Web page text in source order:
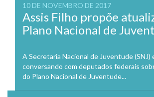
10 DE NOVEMBRO DE 2017
Assis Filho propõe
Plano Nacional de
A Secretaria Nacional de Juventude (SNJ)
conversando com deputados federais
do Plano Nacional de Juventude...